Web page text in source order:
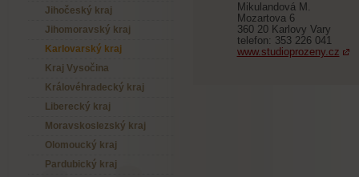
Jihočeský kraj
Jihomoravský kraj
Karlovarský kraj
Kraj Vysočina
Královéhradecký kraj
Liberecký kraj
Moravskoslezský kraj
Olomoucký kraj
Pardubický kraj
Mikulandová M.
Mozartova 6
360 20 Karlovy Vary
telefon: 353 226 041
www.studioprozeny.cz